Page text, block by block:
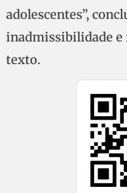
adolescentes”,
inadmissibilidade e
texto.